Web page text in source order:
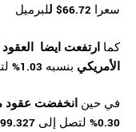
سعرا 66.72$ ل لبرميل
كما ارتفعت ايضا
الأمريكي بنسبه
في حين انخفضت عقود
0.30%
لتصل إلى